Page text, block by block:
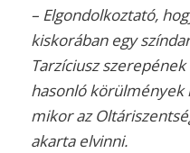
– Elgondolkoztató,
kiskorában egy
Tarzíciusz
hasonló körülmények
mikor az
akarta elvinni.